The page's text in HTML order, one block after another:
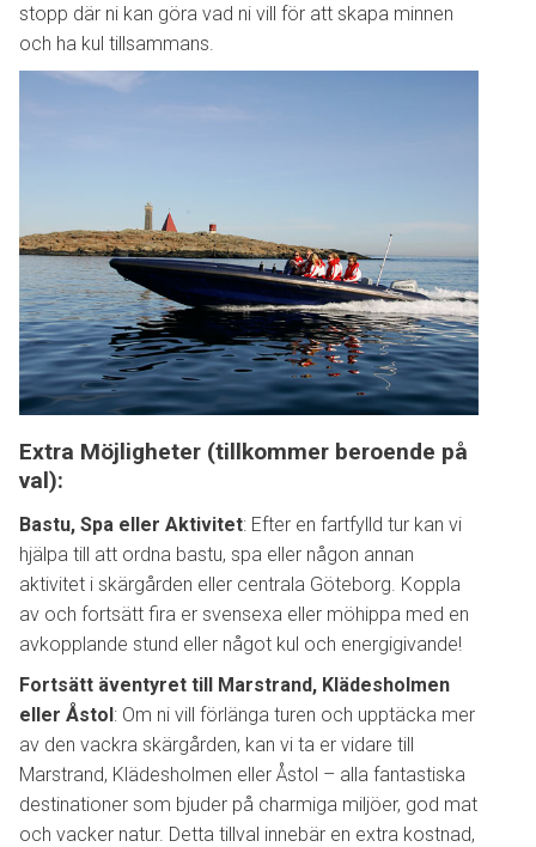
stopp där ni kan göra vad ni vill för att skapa minnen
och ha kul tillsammans.
Extra Möjligheter (tillkommer beroende på
val):
Bastu, Spa eller Aktivitet: Efter en fartfylld tur kan vi
hjälpa till att ordna bastu, spa eller någon annan
aktivitet i skärgården eller centrala Göteborg. Koppla
av och fortsätt fira er svensexa eller möhippa med en
avkopplande stund eller något kul och energigivande!
Fortsätt äventyret till Marstrand, Klädesholmen
eller Åstol : Om ni vill förlänga turen och upptäcka mer
av den vackra skärgården, kan vi ta er vidare till
Marstrand, Klädesholmen eller Åstol – alla fantastiska
destinationer som bjuder på charmiga miljöer, god mat
och vacker natur. Detta tillval innebär en extra kostnad,